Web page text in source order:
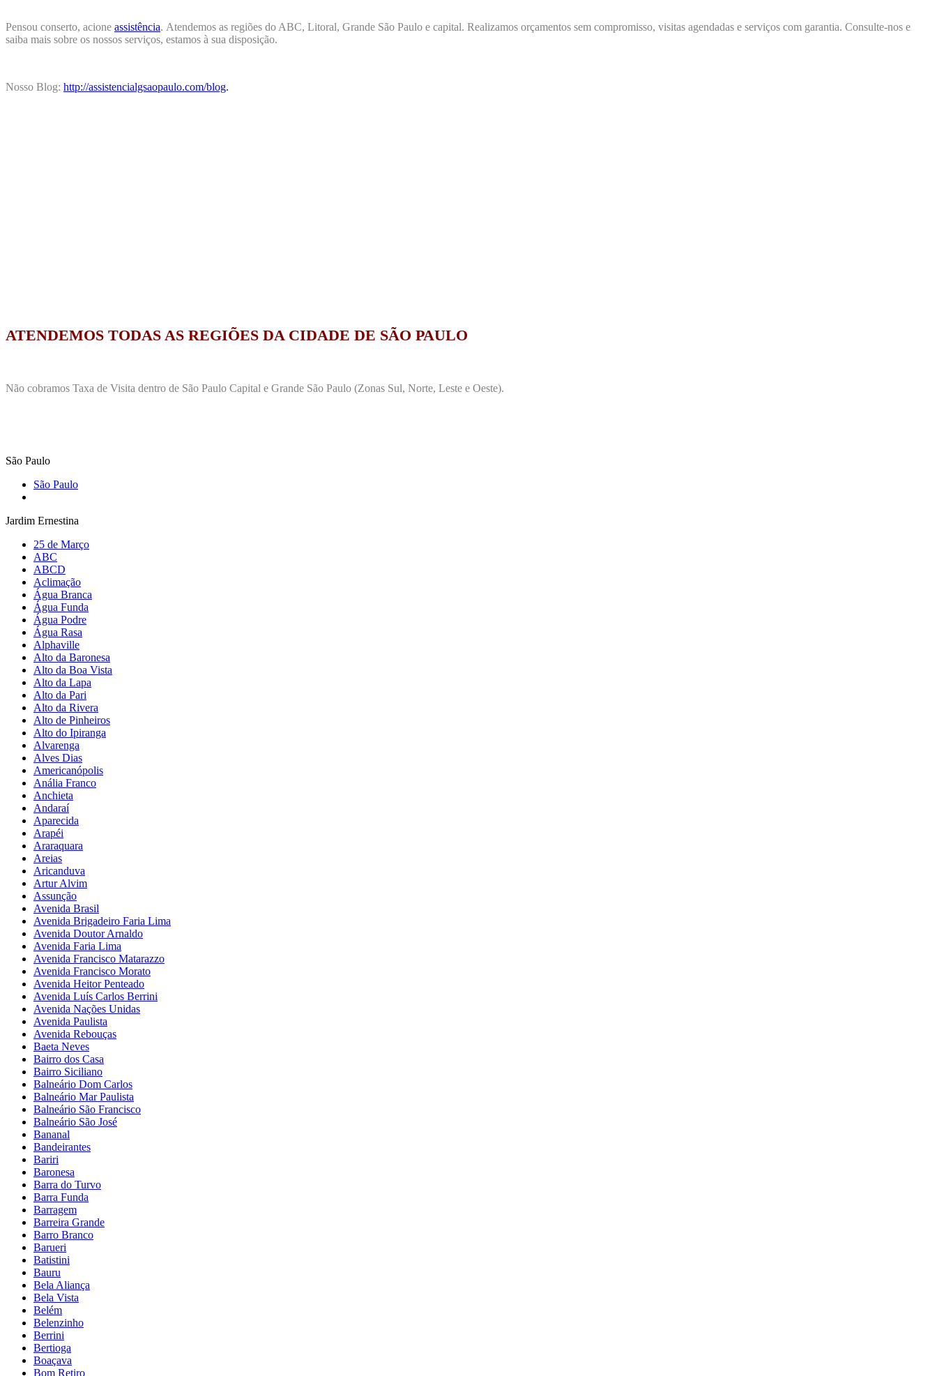
Pensou conserto, acione assistência. Atendemos as regiões do ABC, Litoral, Grande São Paulo e capital. Realizamos orçamentos sem compromisso, visitas agendadas e serviços com garantia. Consulte-nos e
saiba mais sobre os nossos serviços, estamos à sua disposição.
Nosso Blog: http://assistencialgsaopaulo.com/blog.
ATENDEMOS TODAS AS REGIÕES DA CIDADE DE SÃO PAULO
Não cobramos Taxa de Visita dentro de São Paulo Capital e Grande São Paulo (Zonas Sul, Norte, Leste e Oeste).
São Paulo
São Paulo
Jardim Ernestina
25 de Março
ABC
ABCD
Aclimação
Água Branca
Água Funda
Água Podre
Água Rasa
Alphaville
Alto da Baronesa
Alto da Boa Vista
Alto da Lapa
Alto da Pari
Alto da Rivera
Alto de Pinheiros
Alto do Ipiranga
Alvarenga
Alves Dias
Americanópolis
Anália Franco
Anchieta
Andaraí
Aparecida
Arapéi
Araraquara
Areias
Aricanduva
Artur Alvim
Assunção
Avenida Brasil
Avenida Brigadeiro Faria Lima
Avenida Doutor Arnaldo
Avenida Faria Lima
Avenida Francisco Matarazzo
Avenida Francisco Morato
Avenida Heitor Penteado
Avenida Luís Carlos Berrini
Avenida Nações Unidas
Avenida Paulista
Avenida Rebouças
Baeta Neves
Bairro dos Casa
Bairro Siciliano
Balneário Dom Carlos
Balneário Mar Paulista
Balneário São Francisco
Balneário São José
Bananal
Bandeirantes
Bariri
Baronesa
Barra do Turvo
Barra Funda
Barragem
Barreira Grande
Barro Branco
Barueri
Batistini
Bauru
Bela Aliança
Bela Vista
Belém
Belenzinho
Berrini
Bertioga
Boaçava
Bom Retiro